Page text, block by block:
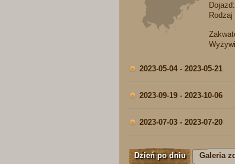
Dojazd:
2023-05-04 - 2023-05-21
2023-09-19 - 2023-10-06
2023-07-03 - 2023-07-20
Dzień po dniu Galeria